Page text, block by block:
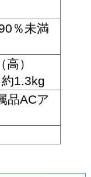
％未満
）
1.3kg
品ACア